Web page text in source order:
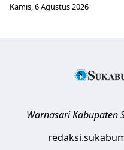
Kamis, 6 Agustus 2026
Warnasari Kabupaten